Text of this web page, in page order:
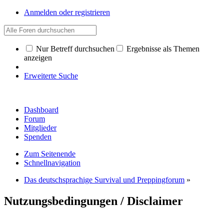
Anmelden oder registrieren
Nur Betreff durchsuchen
Ergebnisse als Themen
anzeigen
Erweiterte Suche
Dashboard
Forum
Mitglieder
Spenden
Zum Seitenende
Schnellnavigation
Das deutschsprachige Survival und Preppingforum »
Nutzungsbedingungen / Disclaimer